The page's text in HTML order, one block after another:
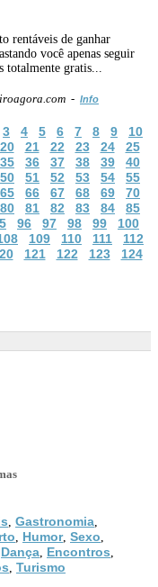
rentáveis de ganhar
você apenas seguir
totalmente gratis...
- Info
3 4 5 6 7 8 9
10
20 21 22 23 24
25
35 36 37 38 39
40
50 51 52 53 54
55
65 66 67 68 69
70
80 81 82 83 84
85
96 97 98 99
100
109 110 111
112
121 122 123
124
Gastronomia
Humor, Sexo
Dança Encontros
Turismo